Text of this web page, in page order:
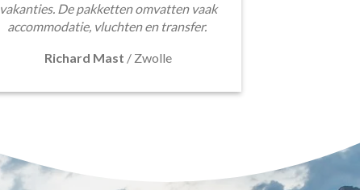
vakanties. De pakketten omvatten vaak
accommodatie, vluchten en transfer.
Richard Mast / Zwolle